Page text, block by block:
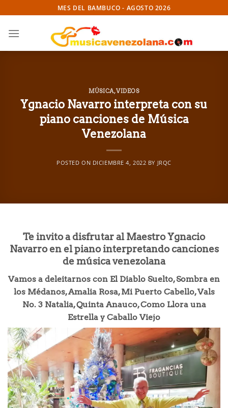
to
content
MES DEL BAMBUCO - AGOSTO 2026
MÚSICA,VIDEOS
Ygnacio Navarro interpreta con su
piano canciones de Música
Venezolana
POSTED ON DICIEMBRE 4, 2022 BY JRQC
Te invito a disfrutar al Maestro Ygnacio
Navarro en el piano interpretando canciones
de música venezolana
Vamos a deleitarnos con El Diablo Suelto, Sombra en
los Médanos, Amalia Rosa, Mi Puerto Cabello, Vals
No. 3 Natalia, Quinta Anauco, Como Llora una
Estrella y Caballo Viejo